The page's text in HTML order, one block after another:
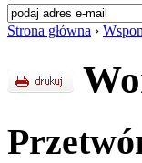
Strona główna ›